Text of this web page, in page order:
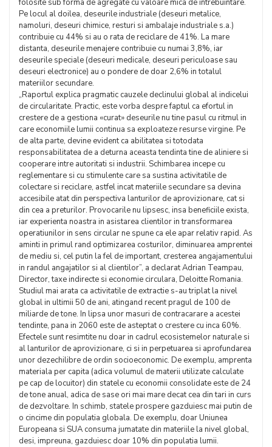
folosite sub forma de agregate cu valoare mica de intrebuintare.
Pe locul al doilea, deseurile industriale (deseuri metalice,
namoluri, deseuri chimice, resturi si ambalaje industriale s.a.)
contribuie cu 44% si au o rata de reciclare de 41%. La mare
distanta, deseurile menajere contribuie cu numai 3,8%, iar
deseurile speciale (deseuri medicale, deseuri periculoase sau
deseuri electronice) au o pondere de doar 2,6% in totalul
materiilor secundare.
„Raportul explica pragmatic cauzele declinului global al indicelui
de circularitate. Practic, este vorba despre faptul ca efortul in
crestere de a gestiona «curat» deseurile nu tine pasul cu ritmul in
care economiile lumii continua sa exploateze resurse virgine. Pe
de alta parte, devine evident ca abilitatea si totodata
responsabilitatea de a deturna aceasta tendinta tine de aliniere si
cooperare intre autoritati si industrii. Schimbarea incepe cu
reglementare si cu stimulente care sa sustina activitatile de
colectare si reciclare, astfel incat materiile secundare sa devina
accesibile atat din perspectiva lanturilor de aprovizionare, cat si
din cea a preturilor. Provocarile nu lipsesc, insa beneficiile exista,
iar experienta noastra in asistarea clientilor in transformarea
operatiunilor in sens circular ne spune ca ele apar relativ rapid. As
aminti in primul rand optimizarea costurilor, diminuarea amprentei
de mediu si, cel putin la fel de important, cresterea angajamentului
in randul angajatilor si al clientilor”, a declarat Adrian Teampau,
Director, taxe indirecte si economie circulara, Deloitte Romania.
Studiul mai arata ca activitatile de extractie s-au triplat la nivel
global in ultimii 50 de ani, atingand recent pragul de 100 de
miliarde de tone. In lipsa unor masuri de contracarare a acestei
tendinte, pana in 2060 este de asteptat o crestere cu inca 60%.
Efectele sunt resimtite nu doar in cadrul ecosistemelor naturale si
al lanturilor de aprovizionare, ci si in perpetuarea si aprofundarea
unor dezechilibre de ordin socioeconomic. De exemplu, amprenta
materiala per capita (adica volumul de materii utilizate calculate
pe cap de locuitor) din statele cu economii consolidate este de 24
de tone anual, adica de sase ori mai mare decat cea din tari in curs
de dezvoltare. In schimb, statele prospere gazduiesc mai putin de
o cincime din populatia globala. De exemplu, doar Uniunea
Europeana si SUA consuma jumatate din materiile la nivel global,
desi, impreuna, gazduiesc doar 10% din populatia lumii.